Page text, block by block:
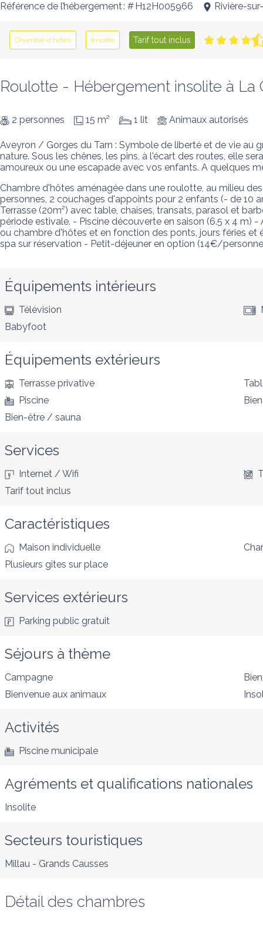
Référence de l’hébergement : # H12H005966 Rivière-
Chambre d’hôtes Insolite Tarif tout inclus
Roulotte - Hébergement insolite à La
2 personnes 15 m² 1 lit Animaux autorisés
Aveyron / Gorges du Tarn : Symbole de liberté et de vie au
nature. Sous les chênes, les pins, à l'écart des routes, elle
amoureux ou une escapade avec vos enfants. A quelques
Chambre d'hôtes aménagée dans une roulotte, au milieu
personnes, 2 couchages d'appoints pour 2 enfants (- de 10
Terrasse (20m²) avec table, chaises, transats, parasol et
période estivale. - Piscine découverte en saison (6.5 x 4 m)
ou chambre d'hôtes et en fonction des ponts, jours féries
spa sur réservation - Petit-déjeuner en option (14€/
Équipements intérieurs
Télévision
Babyfoot
Équipements extérieurs
Terrasse privative
Piscine
Bien-être / sauna
Services
Internet / Wifi
Tarif tout inclus
Caractéristiques
Maison individuelle
Plusieurs gîtes sur place
Services extérieurs
Parking public gratuit
Séjours à thème
Campagne
Bienvenue aux animaux
Activités
Piscine municipale
Agréments et qualifications nationales
Insolite
Secteurs touristiques
Millau - Grands Causses
Détail des chambres